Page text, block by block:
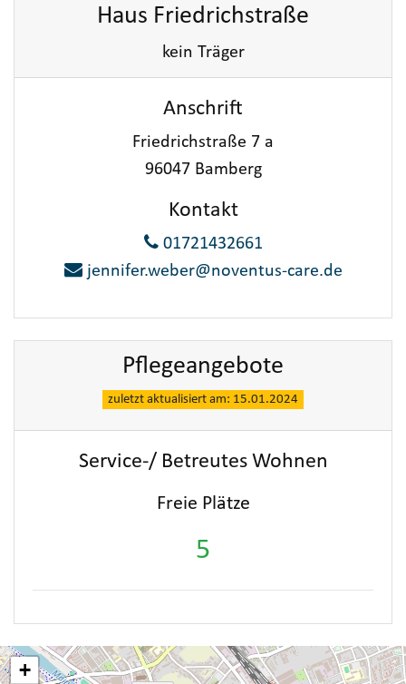
Haus Friedrichstraße
kein Träger
Anschrift
Friedrichstraße 7 a
96047 Bamberg
Kontakt
01721432661
jennifer.weber@noventus-care.de
Pflegeangebote
zuletzt aktualisiert am: 15.01.2024
Service-/ Betreutes Wohnen
Freie Plätze
5
+